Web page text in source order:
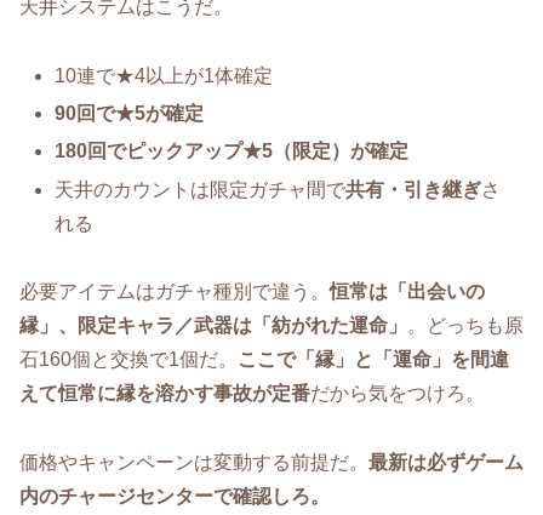
天井システムはこうだ。
10連で★4以上が1体確定
90回で★5が確定
180回でピックアップ★5（限定）が確定
天井のカウントは限定ガチャ間で共有・引き継ぎさ
れる
必要アイテムはガチャ種別で違う。恒常は「出会いの
縁」、限定キャラ／武器は「紡がれた運命」 。どっちも原
石160個と交換で1個だ。
ここで「縁」と「運命」を間違
えて恒常に縁を溶かす事故が定番だから気をつけろ。
価格やキャンペーンは変動する前提だ。 最新は必ずゲーム
内のチャージセンターで確認しろ。